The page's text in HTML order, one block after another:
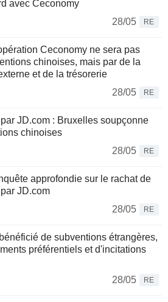
avec Ceconomy
28/05
RE
Ceconomy ne sera pas
chinoises, mais par de la
et de la trésorerie
28/05
RE
JD.com : Bruxelles soupçonne
chinoises
28/05
RE
approfondie sur le rachat de
JD.com
28/05
RE
de subventions étrangères,
préférentiels et d'incitations
28/05
RE